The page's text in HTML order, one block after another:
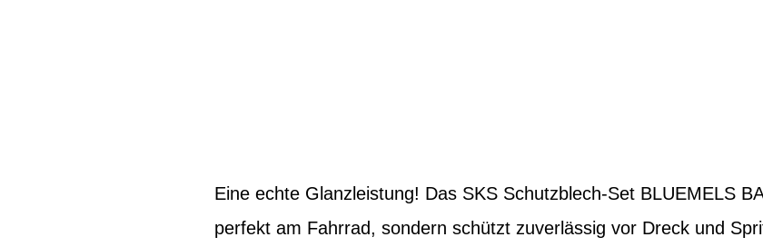
Eine echte Glanzleistung! Das SKS Schutzblech-Set BLUEMELS
perfekt am Fahrrad, sondern schützt zuverlässig vor Dreck und